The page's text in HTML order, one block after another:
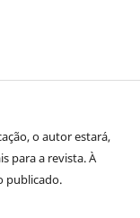
o autor estará,
para a revista. À
publicado.